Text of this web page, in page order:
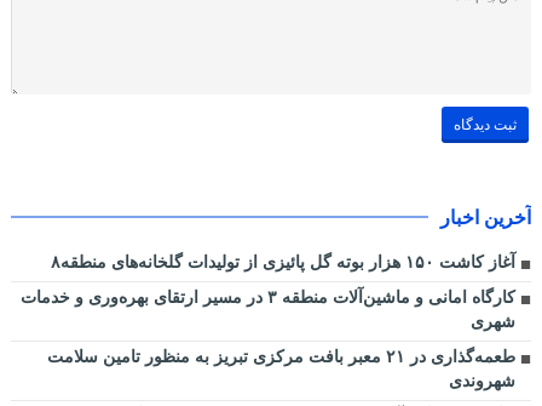
آخرین اخبار
آغاز کاشت ۱۵۰ هزار بوته گل پائیزی از تولیدات گلخانه‌های منطقه۸
کارگاه امانی و ماشین‌آلات منطقه ۳ در مسیر ارتقای بهره‌وری و خدمات
شهری
طعمه‌گذاری در ۲۱ معبر بافت مرکزی تبریز به منظور تامین سلامت
شهروندی